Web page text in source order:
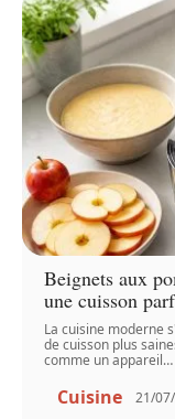
Beignets aux
une cuisson
La cuisine moderne
de cuisson plus
comme un appareil…
Cuisine 21/